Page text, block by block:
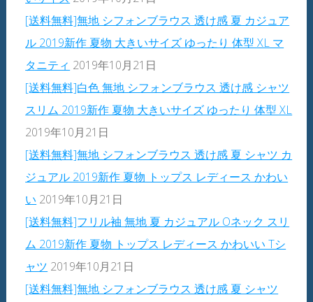
[送料無料]無地 シフォンブラウス 透け感 夏 カジュア
ル 2019新作 夏物 大きいサイズ ゆったり 体型 XL マ
タニティ 2019年10月21日
[送料無料]白色 無地 シフォンブラウス 透け感 シャツ
スリム 2019新作 夏物 大きいサイズ ゆったり 体型 XL
2019年10月21日
[送料無料]無地 シフォンブラウス 透け感 夏 シャツ カ
ジュアル 2019新作 夏物 トップス レディース かわい
い 2019年10月21日
[送料無料]フリル袖 無地 夏 カジュアル Oネック スリ
ム 2019新作 夏物 トップス レディース かわいい Tシ
ャツ 2019年10月21日
[送料無料]無地 シフォンブラウス 透け感 夏 シャツ